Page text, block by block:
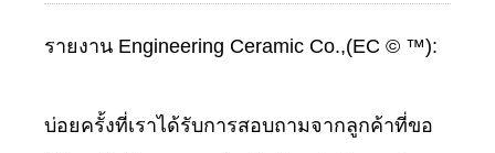
รายงาน Engineering Ceramic Co.,(EC © ™):
บ่อยครั้งที่เราได้รับการสอบถามจากลูกค้าที่ขอ